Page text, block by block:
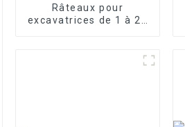
Râteaux pour
excavatrices de 1 à 25